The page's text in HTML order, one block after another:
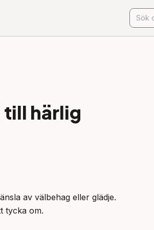
till härlig
av välbehag eller glädje.
tycka om.